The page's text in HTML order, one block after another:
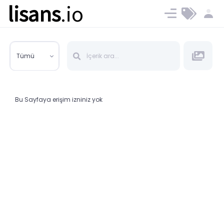
lisans.io Ücret ve Planlar
Tümü
Bu Sayfaya erişim izniniz yok